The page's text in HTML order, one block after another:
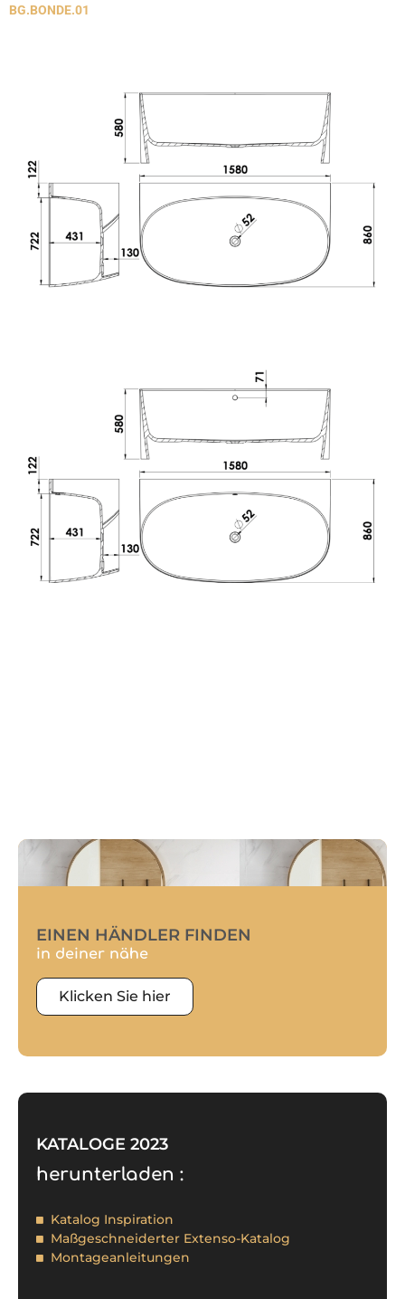
BG.BONDE.01
EINEN HÄNDLER FINDEN
in deiner nähe
Klicken Sie hier
KATALOGE 2023
herunterladen :
Katalog Inspiration
Maßgeschneiderter Extenso-Katalog
Montageanleitungen